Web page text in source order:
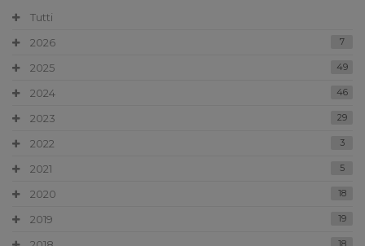
Tutti
2026
7
2025 49
2024 46
2023 29
2022 3
2021 5
2020 18
2019 19